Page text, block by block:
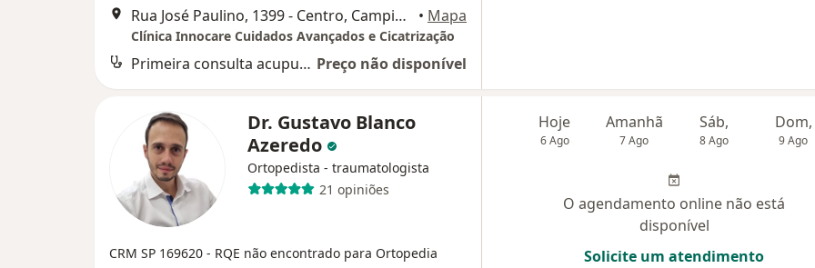
Rua José Paulino, 1399 - Centro, Campinas • Mapa
Clínica Innocare Cuidados Avançados e Cicatrização
Primeira consulta acupuntura Preço não disponível
Dr. Gustavo Blanco
Azeredo
Ortopedista - traumatologista
21 opiniões
CRM SP 169620 - RQE não encontrado para Ortopedia
Hoje
6 Ago
Amanhã
7 Ago
Sáb,
8 Ago
Dom,
9 Ago
O agendamento online não está
disponível
Solicite um atendimento